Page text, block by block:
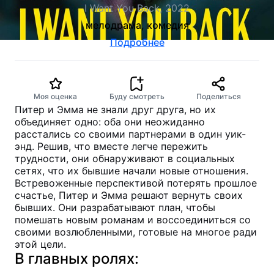
I Want You Back, 2022
мелодрама, комедия
Подробнее
Моя оценка Буду смотреть Поделиться
Питер и Эмма не знали друг друга, но их
объединяет одно: оба они неожиданно
расстались со своими партнерами в один уик-
энд. Решив, что вместе легче пережить
трудности, они обнаруживают в социальных
сетях, что их бывшие начали новые отношения.
Встревоженные перспективой потерять прошлое
счастье, Питер и Эмма решают вернуть своих
бывших. Они разрабатывают план, чтобы
помешать новым романам и воссоединиться со
своими возлюбленными, готовые на многое ради
этой цели.
В главных ролях: